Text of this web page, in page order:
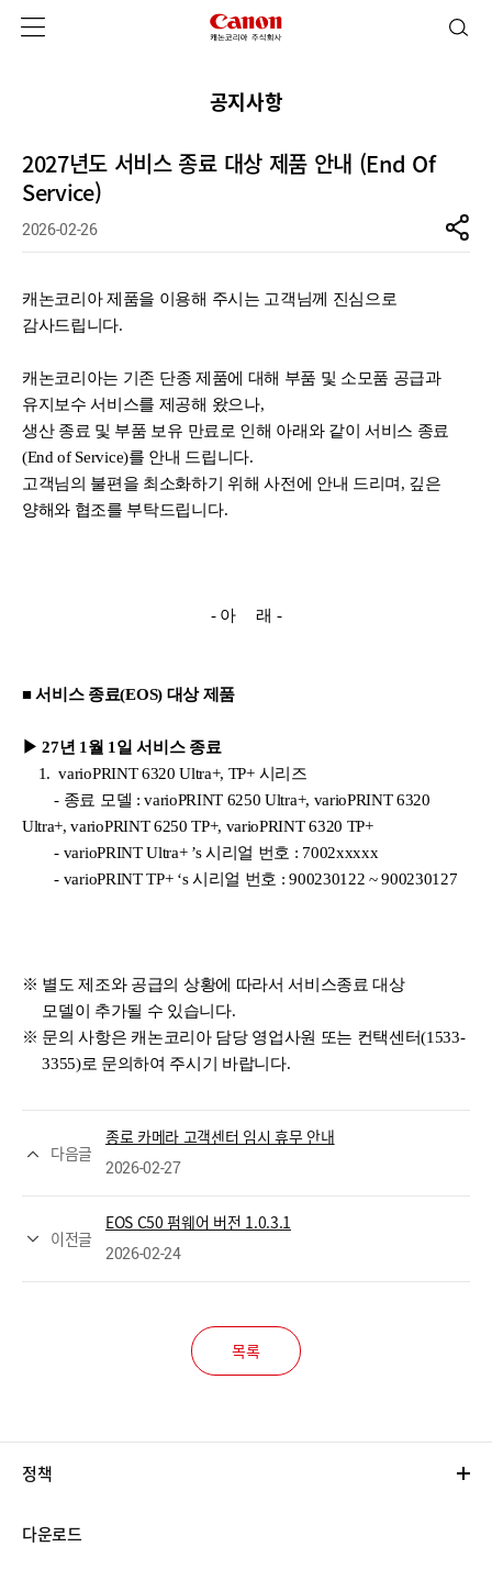
공지사항
2027년도 서비스 종료 대상 제품 안내 (End Of
Service)
2026-02-26
캐논코리아제품을 이용해 주시는 고객님께 진심으로
감사드립니다.
캐논코리아는 기존 단종 제품에 대해 부품 및 소모품 공급과
유지보수 서비스를 제공해 왔으나,
생산 종료 및 부품 보유 만료로 인해 아래와 같이 서비스 종료
(End of Service)를 안내 드립니다.
고객님의 불편을 최소화하기 위해 사전에 안내 드리며 , 깊은
양해와 협조를 부탁드립니다.
- 아 래 -
■서비스 종료(EOS) 대상 제품
▶ 27년 1 월 1 일 서비스 종료
1. varioPRINT6320 Ultra+, TP+ 시리즈
- 종료 모델 :varioPRINT 6250 Ultra+, varioPRINT 6320
Ultra+,varioPRINT 6250 TP+, varioPRINT 6320 TP+
- varioPRINT Ultra+ ’s 시리얼 번호 : 7002xxxxx
- varioPRINT TP+ ‘s 시리얼 번호 : 900230122 ~ 900230127
※ 별도 제조와 공급의 상황에 따라서 서비스종료 대상
모델이
추가될 수 있습니다.
※ 문의 사항은캐논코리아담당 영업사원 또는 컨택센터(1533-
3355)로 문의하여 주시기 바랍니다.
다음글
종로 카메라 고객센터 임시 휴무 안내
2026-02-27
이전글
EOS C50 펌웨어 버전 1.0.3.1
2026-02-24
목록
정책
다운로드